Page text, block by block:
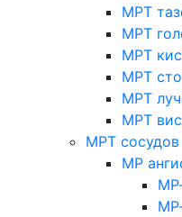
МРТ
МРТ
МРТ
МРТ
МРТ
МРТ
МРТ сосудов
МР